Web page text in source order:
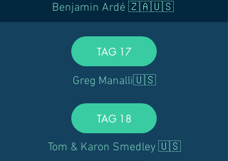
Benjamin Ardé 🇿🇦🇺🇸
TAG 17
Greg Manalli🇺🇸
TAG 18
Tom & Karon Smedley 🇺🇸